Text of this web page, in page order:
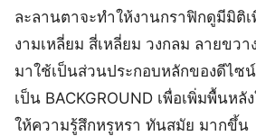
ละลานตาจะทำให้งานกราฟิกดูมีมิติ
งามเหลี่ยม สี่เหลี่ยม วงกลม ลายขวา
มาใช้เป็นส่วนประกอบหลักของดีไซ
เป็น BACKGROUND เพื่อเพิ่มพื้นห
ให้ความรู้สึกหรูหรา ทันสมัย มากขึ้น